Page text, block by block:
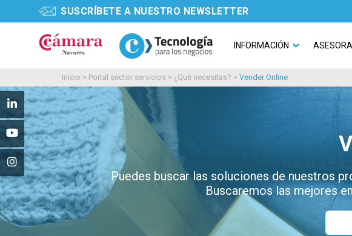
SUSCRÍBETE A NUESTRO NEWSLETTER
INFORMACIÓN
Inicio > Portal sector servicios > ¿Qué necesitas? > Vender Online
Puedes buscar las soluciones de nuestros
Buscaremos las mejores